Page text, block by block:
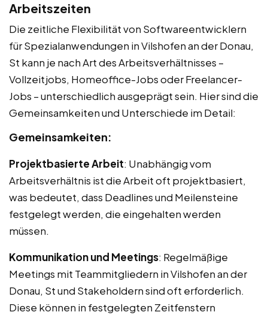
Arbeitszeiten
Die zeitliche Flexibilität von Softwareentwicklern
für Spezialanwendungen in Vilshofen an der Donau,
St kann je nach Art des Arbeitsverhältnisses –
Vollzeitjobs, Homeoffice-Jobs oder Freelancer-
Jobs – unterschiedlich ausgeprägt sein. Hier sind die
Gemeinsamkeiten und Unterschiede im Detail:
Gemeinsamkeiten:
Projektbasierte Arbeit: Unabhängig vom
Arbeitsverhältnis ist die Arbeit oft projektbasiert,
was bedeutet, dass Deadlines und Meilensteine
festgelegt werden, die eingehalten werden
müssen.
Kommunikation und Meetings: Regelmäßige
Meetings mit Teammitgliedern in Vilshofen an der
Donau, St und Stakeholdern sind oft erforderlich.
Diese können in festgelegten Zeitfenstern